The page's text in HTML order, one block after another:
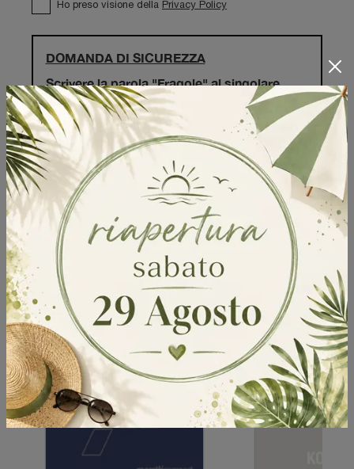
Sfoglia i cataloghi
Ho preso visione della Privacy Policy
DOMANDA DI SICUREZZA
Scrivere la parola "Fragole" al singolare
Invia